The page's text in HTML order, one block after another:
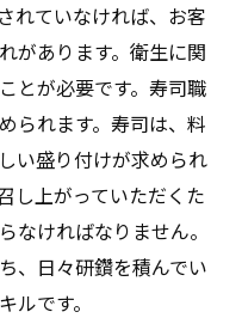
れていなければ、お客
があります。衛生に関
とが必要です。寿司職
られます。寿司は、料
い盛り付けが求められ
し上がっていただくた
なければなりません。
、日々研鑽を積んでい
ルです。